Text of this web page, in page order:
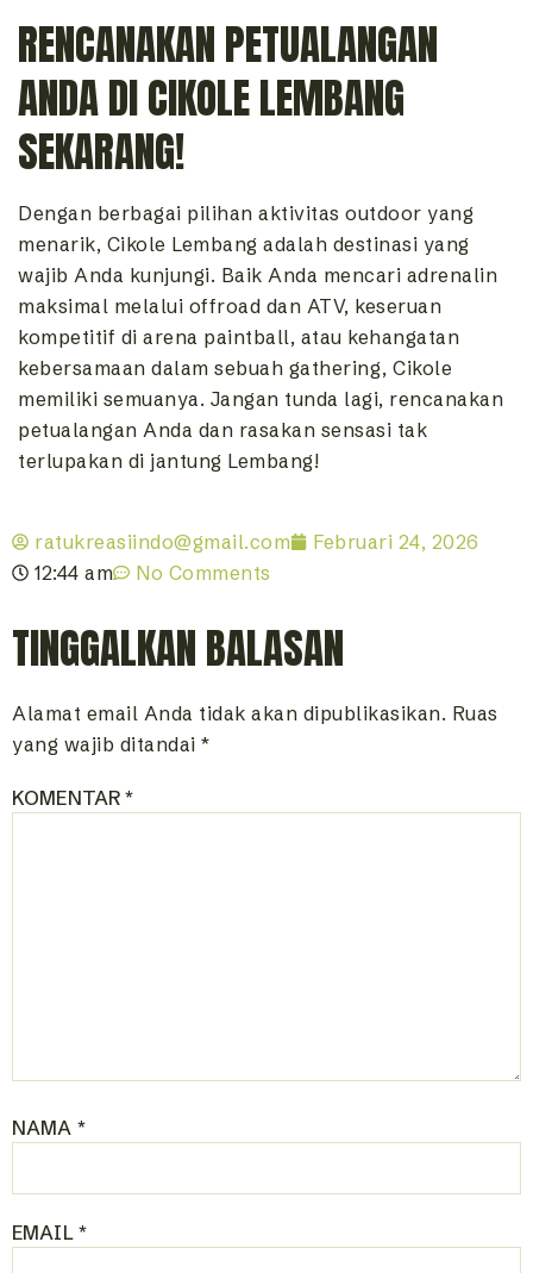
RENCANAKAN PETUALANGAN
ANDA DI CIKOLE LEMBANG
SEKARANG!
Dengan berbagai pilihan aktivitas outdoor yang
menarik, Cikole Lembang adalah destinasi yang
wajib Anda kunjungi. Baik Anda mencari adrenalin
maksimal melalui offroad dan ATV, keseruan
kompetitif di arena paintball, atau kehangatan
kebersamaan dalam sebuah gathering, Cikole
memiliki semuanya. Jangan tunda lagi, rencanakan
petualangan Anda dan rasakan sensasi tak
terlupakan di jantung Lembang!
ratukreasiindo@gmail.com
Februari 24, 2026
12:44 am
No Comments
TINGGALKAN BALASAN
Alamat email Anda tidak akan dipublikasikan. Ruas
yang wajib ditandai *
KOMENTAR*
NAMA *
EMAIL *